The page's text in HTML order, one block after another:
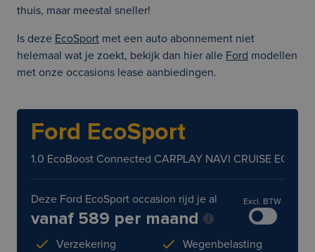
thuis, maar meestal sneller!
Is deze EcoSport met een auto abonnement niet
helemaal wat je zoekt, bekijk dan hier alle Ford modellen
met onze occasions lease aanbiedingen.
Ford EcoSport
1.0 EcoBoost Connected CARPLAY NAVI CRUISE ECC
Deze Ford EcoSport occasion rijd je al
vanaf 589 per maand
Excl. BTW
Verzekering
Wegenbelasting